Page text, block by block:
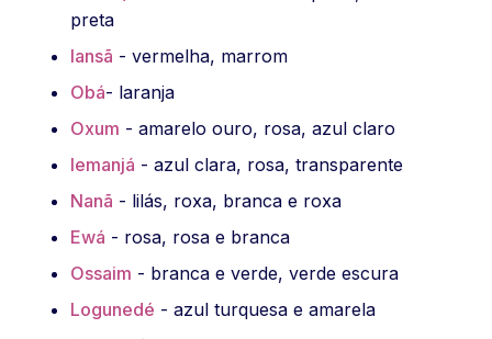
preta
Iansã - vermelha, marrom
Obá- laranja
Oxum - amarelo ouro, rosa, azul claro
Iemanjá - azul clara, rosa, transparente
Nanã - lilás, roxa, branca e roxa
Ewá - rosa, rosa e branca
Ossaim - branca e verde, verde escura
Logunedé - azul turquesa e amarela